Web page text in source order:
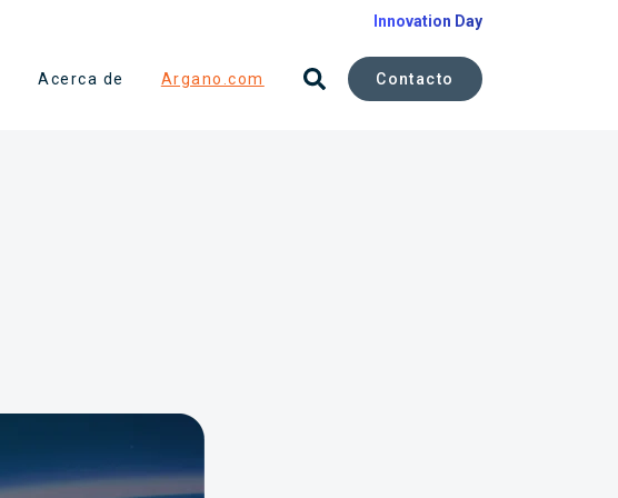
Innovation Day
Acerca de Argano.com Contacto